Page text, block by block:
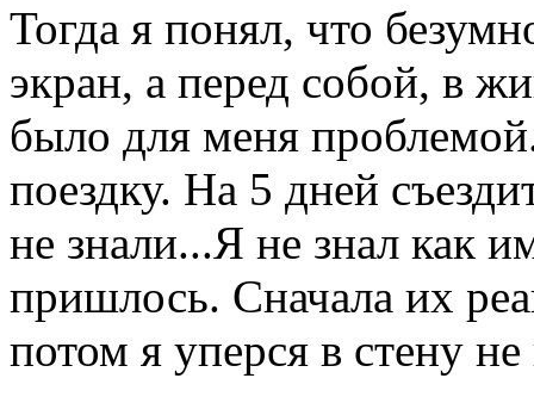
Тогда я понял, что
экран, а перед собой, в
было для меня
поездку. На 5 дней
не знали...Я не знал как
пришлось. Сначала их
потом я уперся в стену